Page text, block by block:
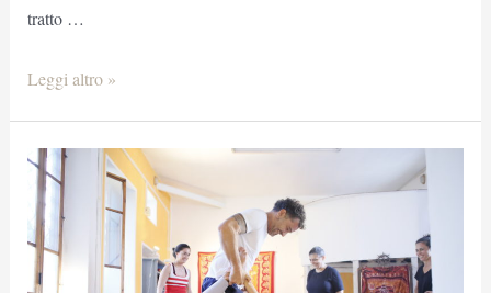
tratto …
Domenica
Pratica
Tradizionale
Leggi altro »